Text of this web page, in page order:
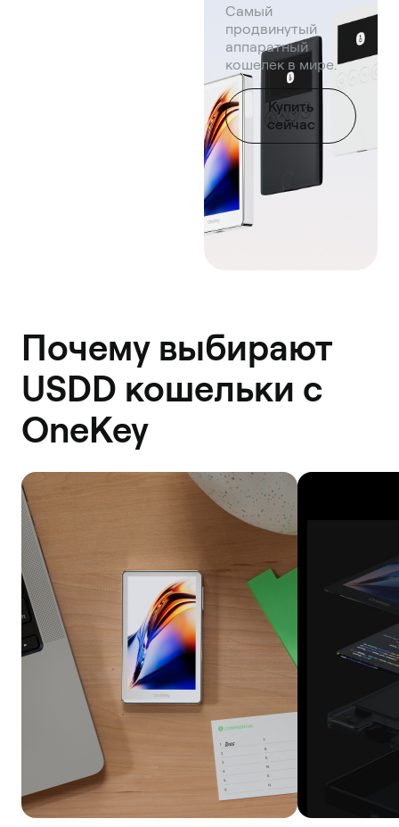
Самый
продвинутый
аппаратный
кошелек в мире.
Купить
сейчас
Почему выбирают
USDD кошельки с
OneKey